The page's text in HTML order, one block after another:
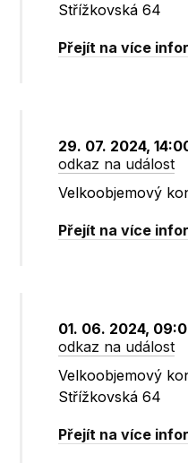
Střížkovská 64
Přejít na více
29. 07. 2024,
odkaz na událost
Velkoobjemový
Přejít na více
01. 06. 2024,
odkaz na událost
Velkoobjemový
Střížkovská 64
Přejít na více